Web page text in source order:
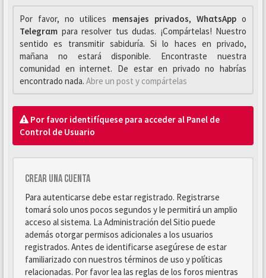
Por favor, no utilices mensajes privados, WhαtsAppo
Telegrαm para resolver tus dudas. ¡Compártelas! Nuestro
sentido es transmitir sabiduría. Si lo haces en privado,
mañana no estará disponible. Encontraste nuestra
comunidad en internet. De estar en privado no habrías
encontrado nada. Abre un post y compártelas
Por favor identifíquese para acceder al Panel de
Control de Usuario
Crear una cuenta
Para autenticarse debe estar registrado. Registrarse
tomará solo unos pocos segundos y le permitirá un amplio
acceso al sistema. La Administración del Sitio puede
además otorgar permisos adicionales a los usuarios
registrados. Antes de identificarse asegúrese de estar
familiarizado con nuestros términos de uso y políticas
relacionadas. Por favor lea las reglas de los foros mientras